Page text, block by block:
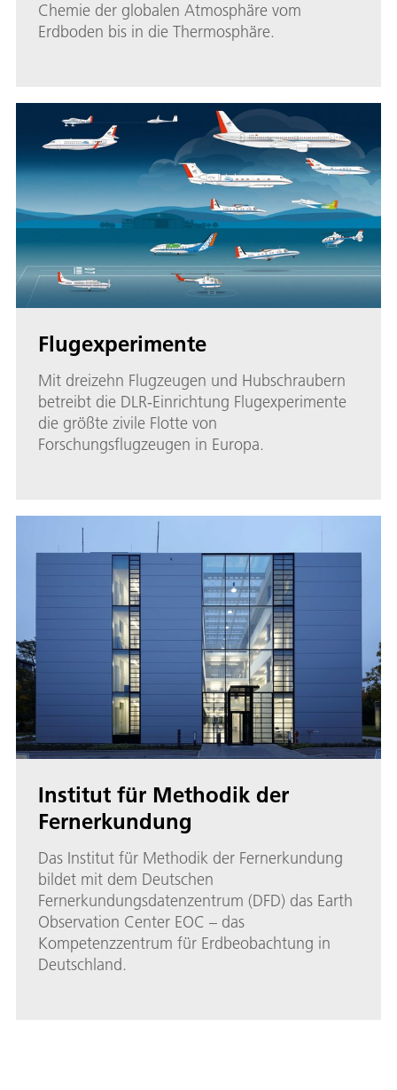
Chemie der globalen Atmosphäre vom
Erdboden bis in die Thermosphäre.
Flugexperimente
Mit dreizehn Flugzeugen und Hubschraubern
betreibt die DLR-Einrichtung Flugexperimente
die größte zivile Flotte von
Forschungsflugzeugen in Europa.
Institut für Methodik der
Fernerkundung
Das Institut für Methodik der Fernerkundung
bildet mit dem Deutschen
Fernerkundungsdatenzentrum (DFD) das Earth
Observation Center EOC – das
Kompetenzzentrum für Erdbeobachtung in
Deutschland.